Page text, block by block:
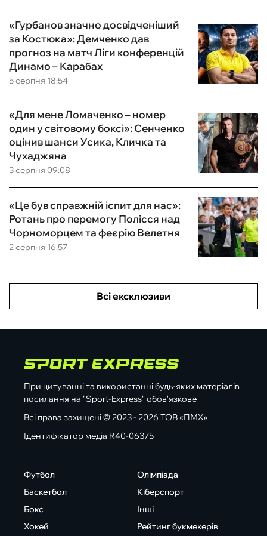
5 серпня 18:54
«Гурбанов значно досвідченіший
за Костюка»: Демченко дав
прогноз на матч Ліги конференцій
Динамо – Карабах
3 серпня 09:08
«Для мене Ломаченко – номер
один у світовому боксі»: Сенченко
оцінив шанси Усика, Кличка та
Чухаджяна
2 серпня 16:57
«Це був справжній іспит для нас»:
Ротань про перемогу Полісся над
Чорноморцем та феєрію Велетня
Всі ексклюзиви
При цитуванні та використанні будь-яких матеріалів
посилання на "Sport-Express" обов'язкове
Всі права захищені © 2023 - 2026 ТОВ «ПМХ»
Ідентифікатор медіа R40-06375
Футбол
Баскетбол
Бокс
Хокей
Олімпіада
Кіберспорт
Інші
Рейтинг букмекерів